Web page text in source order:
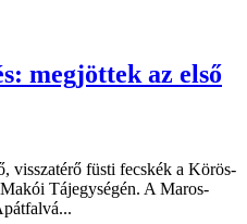
megjöttek az első
visszatérő füsti fecskék a Körös-
Tájegységén. A Maros-